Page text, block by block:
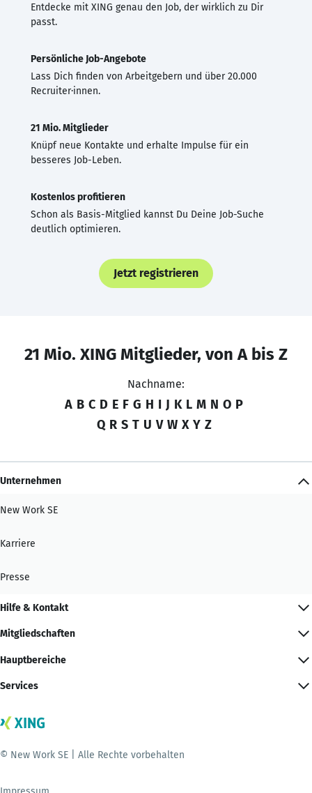
Entdecke mit XING genau den Job, der wirklich zu Dir
passt.
Persönliche Job-Angebote
Lass Dich finden von Arbeitgebern und über 20.000
Recruiter·innen.
21 Mio. Mitglieder
Knüpf neue Kontakte und erhalte Impulse für ein
besseres Job-Leben.
Kostenlos profitieren
Schon als Basis-Mitglied kannst Du Deine Job-Suche
deutlich optimieren.
Jetzt registrieren
21 Mio. XING Mitglieder, von A bis Z
Nachname:
A B C D E F G H I J K L M N O P
Q R S T U V W X Y Z
Unternehmen
New Work SE
Karriere
Presse
Hilfe & Kontakt
Mitgliedschaften
Hauptbereiche
Services
© New Work SE | Alle Rechte vorbehalten